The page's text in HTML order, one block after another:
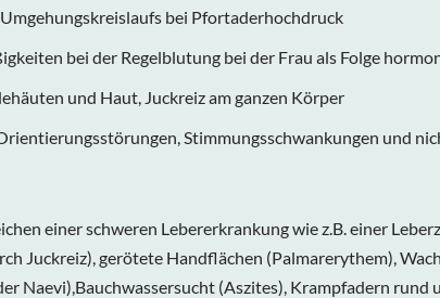
bei Pfortaderhochdruck
bei der Regelblutung bei der Frau als Folge
und Haut, Juckreiz am ganzen Körper
Stimmungsschwankungen und
einer schweren Lebererkrankung wie z.B. einer
Juckreiz), gerötete Handflächen (Palmarerythem),
Naevi),Bauchwassersucht (Aszites), Krampfadern rund